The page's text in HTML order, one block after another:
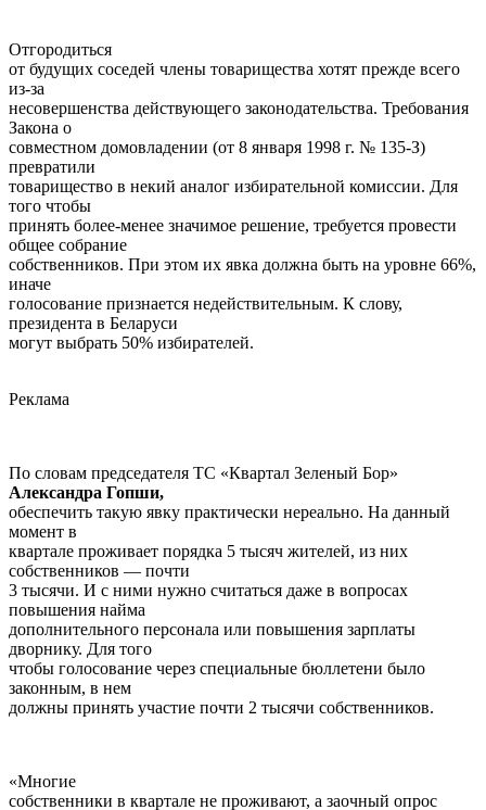
Отгородиться
от будущих соседей члены товарищества хотят прежде всего
из-за
несовершенства действующего законодательства. Требования
Закона о
совместном домовладении (от 8 января 1998 г. № 135-З)
превратили
товарищество в некий аналог избирательной комиссии. Для
того чтобы
принять более-менее значимое решение, требуется провести
общее собрание
собственников. При этом их явка должна быть на уровне 66%,
иначе
голосование признается недействительным. К слову,
президента в Беларуси
могут выбрать 50% избирателей.
Реклама
По словам председателя ТС «Квартал Зеленый Бор»
Александра Гопши,
обеспечить такую явку практически нереально. На данный
момент в
квартале проживает порядка 5 тысяч жителей, из них
собственников — почти
3 тысячи. И с ними нужно считаться даже в вопросах
повышения найма
дополнительного персонала или повышения зарплаты
дворнику. Для того
чтобы голосование через специальные бюллетени было
законным, в нем
должны принять участие почти 2 тысячи собственников.
«Многие
собственники в квартале не проживают, а заочный опрос